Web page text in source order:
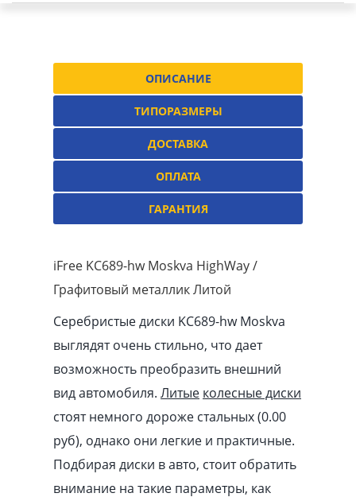
ОПИСАНИЕ
ТИПОРАЗМЕРЫ
ДОСТАВКА
ОПЛАТА
ГАРАНТИЯ
iFree KC689-hw Moskva HighWay /
Графитовый металлик Литой
Серебристые диски KC689-hw Moskva
выглядят очень стильно, что дает
возможность преобразить внешний
вид автомобиля. Литые колесные диски
стоят немного дороже стальных (0.00
pуб), однако они легкие и практичные.
Подбирая диски в авто, стоит обратить
внимание на такие параметры, как